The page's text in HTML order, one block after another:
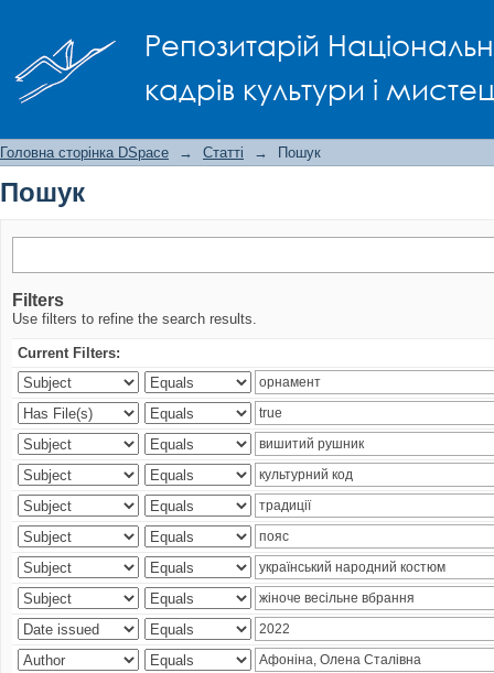
Репозитарій
кадрів культури і
Головна сторінка DSpace → Статті → Пошук
Пошук
Filters
Use filters to refine the search results.
Current Filters: